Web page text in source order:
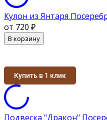
Кулон из Янтаря
от 720 ₽
В корзину
Купить в 1 клик
Подвеска "Дракон"